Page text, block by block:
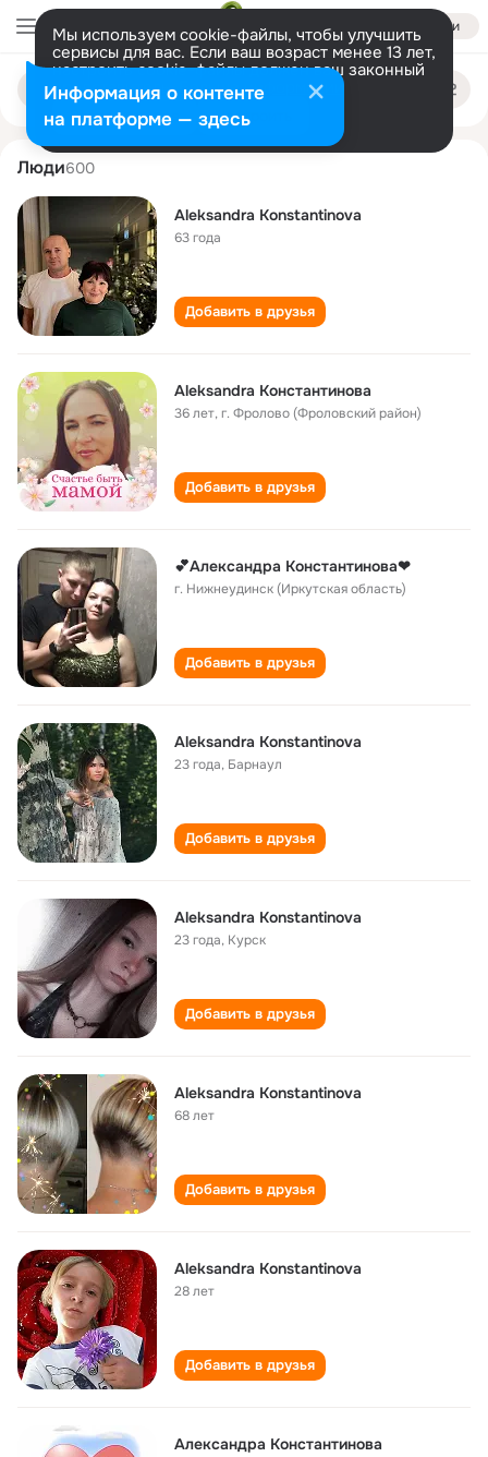
Войти
Мы используем cookie-файлы, чтобы улучшить
сервисы для вас. Если ваш возраст менее 13 лет,
настроить cookie-файлы должен ваш законный
представитель. Больше информации
Разрешить все Настроить
Поиск
людям
aleksandra konstantinova
Люди600
Aleksandra Konstantinova
63 года
Добавить в друзья
Aleksandra Константинова
36 лет,г. Фролово (Фроловский район)
Добавить в друзья
💕Александра Константинова❤
г. Нижнеудинск (Иркутская область)
Добавить в друзья
Aleksandra Konstantinova
23 года, Барнаул
Добавить в друзья
Aleksandra Konstantinova
23 года, Курск
Добавить в друзья
Aleksandra Konstantinova
68 лет
Добавить в друзья
Aleksandra Konstantinova
28 лет
Добавить в друзья
Александра Константинова
Информация о контенте
на платформе — здесь